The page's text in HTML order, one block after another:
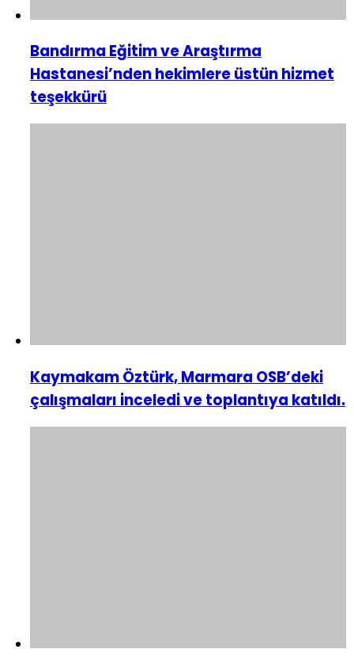
Bandırma Eğitim ve Araştırma
Hastanesi’nden hekimlere üstün hizmet
teşekkürü
Kaymakam Öztürk, Marmara OSB’deki
çalışmaları inceledi ve toplantıya katıldı.